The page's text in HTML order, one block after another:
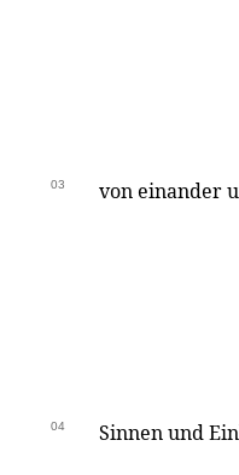
03 von einander
04 Sinnen und